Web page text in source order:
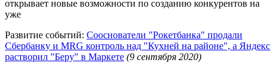
открывает новые возможности по созданию конкурентов на
уже
Развитие событий: Сооснователи "Рокетбанка" продали
Сбербанку и MRG контроль над "Кухней на районе", а Яндекс
растворил "Беру" в Маркете (9 сентября 2020)